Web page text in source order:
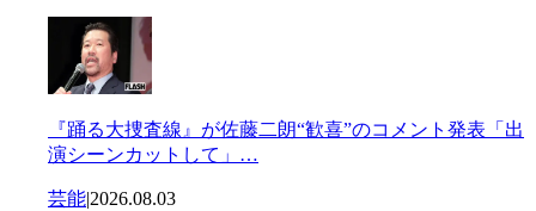
『踊る大捜査線』が佐藤二朗“歓喜”のコメント発表「出
演シーンカットして」…
芸能|2026.08.03